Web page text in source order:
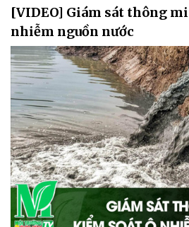
[VIDEO] Giám sát thông
nhiễm nguồn nước